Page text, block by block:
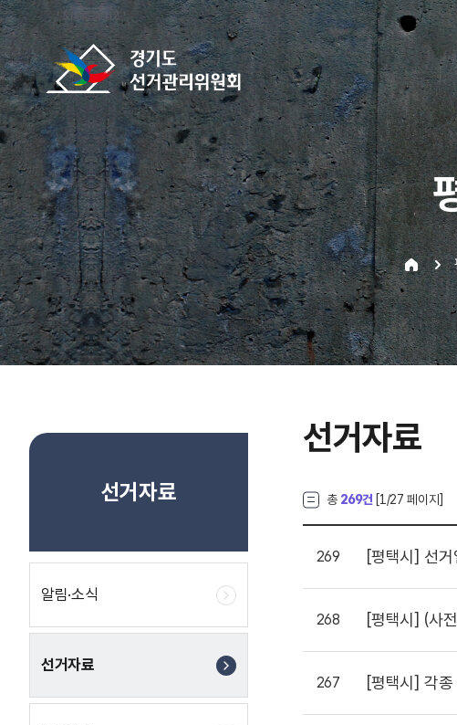
바로가기 메뉴
선거자료
알림·소식
선거자료
선거자료
총 269건 [1 /27 페이지]
269 [평택시] 선거
268 [평택시] (사
267 [평택시] 각종